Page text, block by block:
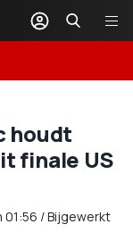
houdt
finale US
01:56 /Bijgewerkt